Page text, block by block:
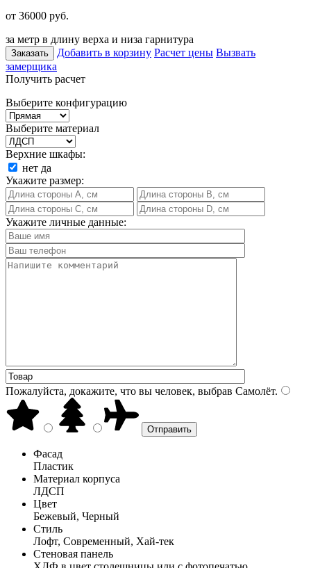
от 36000 руб.
за метр в длину верха и низа гарнитура
Заказать Добавить в корзину Расчет цены Вызвать
замерщика
Получить расчет
Выберите конфигурацию
Выберите материал
Верхние шкафы:
нет да
Укажите размер:
Укажите личные данные:
Пожалуйста, докажите, что вы человек, выбрав Самолёт.
Фасад
Пластик
Материал корпуса
ЛДСП
Цвет
Бежевый, Черный
Стиль
Лофт, Современный, Хай-тек
Стеновая панель